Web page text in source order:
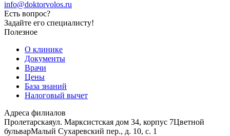
info@doktorvolos.ru
Есть вопрос?
Задайте его специалисту!
Полезное
О клинике
Документы
Врачи
Цены
База знаний
Налоговый вычет
Адреса филиалов
Пролетарскаяул. Марксистская дом 34, корпус 7Цветной
бульварМалый Сухаревский пер., д. 10, с. 1